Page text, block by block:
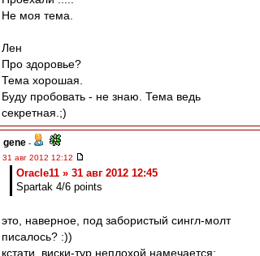
Не моя тема.
Лен
Про здоровье?
Тема хорошая.
Буду пробовать - не знаю. Тема ведь
секретная.;)
gene -
31 авг 2012 12:12
Oracle11 » 31 авг 2012 12:45
Spartak 4/6 points
это, наверное, под забористый сингл-молт
писалось? :))
кстати, виски-тур неплохой намечается: